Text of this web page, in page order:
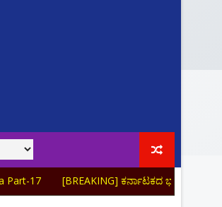
[BREAKING] ಕರ್ನಾಟಕದ ಭೂಗೋಳಶಾಸ್ತ್ರ Top-20